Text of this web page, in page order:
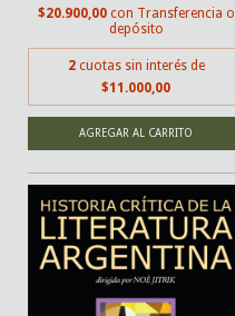
$20.900,00 con Transferencia o
depósito
2 cuotas sin interés de
$11.000,00